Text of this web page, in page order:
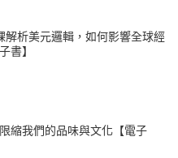
解析美元邏輯，如何影響全球經
書】
縮我們的品味與文化【電子